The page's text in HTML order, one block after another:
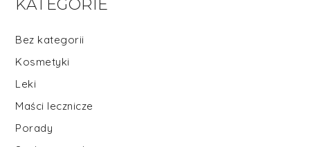
KATEGORIE
Bez kategorii
Kosmetyki
Leki
Maści lecznicze
Porady